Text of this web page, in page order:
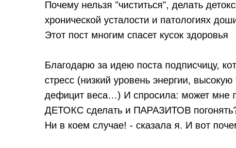
Почему нельзя "чиститься", делать
хронической усталости и патологиях
Этот пост многим спасет кусок здоровья
Благодарю за идею поста подписчицу,
стресс (низкий уровень энергии,
дефицит веса…) И спросила: может мне
ДЕТОКС сделать и ПАРАЗИТОВ
Ни в коем случае! - сказала я. И вот